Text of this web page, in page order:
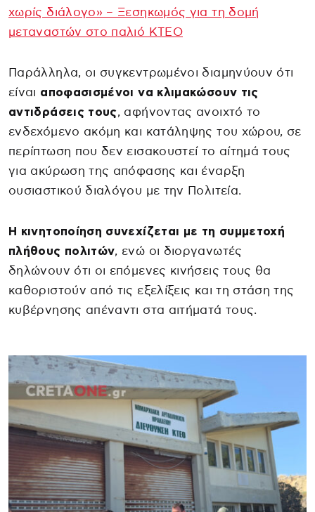
χωρίς διάλογο» – Ξεσηκωμός για τη δομή
μεταναστών στο παλιό ΚΤΕΟ
Παράλληλα, οι συγκεντρωμένοι διαμηνύουν ότι
είναι αποφασισμένοι να κλιμακώσουν τις
αντιδράσεις τους, αφήνοντας ανοιχτό το
ενδεχόμενο ακόμη και κατάληψης του χώρου, σε
περίπτωση που δεν εισακουστεί το αίτημά τους
για ακύρωση της απόφασης και έναρξη
ουσιαστικού διαλόγου με την Πολιτεία.
Η κινητοποίηση συνεχίζεται με τη συμμετοχή
πλήθους πολιτών, ενώ οι διοργανωτές
δηλώνουν ότι οι επόμενες κινήσεις τους θα
καθοριστούν από τις εξελίξεις και τη στάση της
κυβέρνησης απέναντι στα αιτήματά τους.